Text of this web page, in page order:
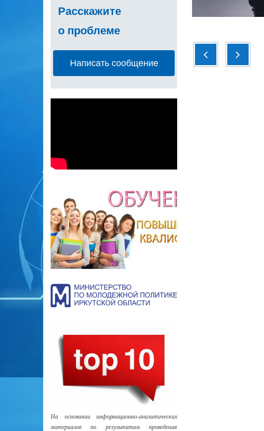
Расскажите
о проблеме
Написать сообщение
На основании информационно-аналитических
материалов по результатам проведения